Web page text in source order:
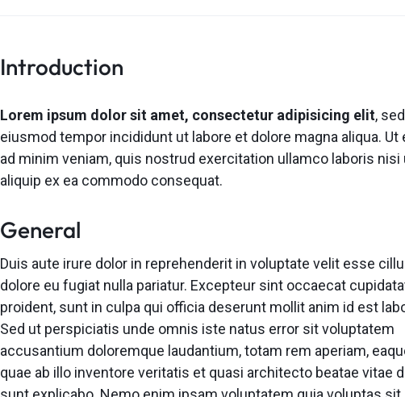
Introduction
Lorem ipsum dolor sit amet, consectetur adipisicing elit,
eiusmod tempor incididunt ut labore et dolore magna aliqua. Ut
ad minim veniam, quis nostrud exercitation ullamco laboris nisi
aliquip ex ea commodo consequat.
General
Duis aute irure dolor in reprehenderit in voluptate velit esse
dolore eu fugiat nulla pariatur. Excepteur sint occaecat
proident, sunt in culpa qui officia deserunt mollit anim id est
Sed ut perspiciatis unde omnis iste natus error sit voluptatem
accusantium doloremque laudantium, totam rem aperiam,
quae ab illo inventore veritatis et quasi architecto beatae vitae